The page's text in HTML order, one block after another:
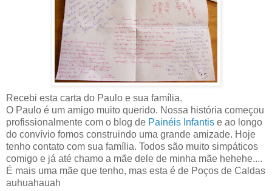
Recebi esta carta do Paulo e sua família.
O Paulo é um amigo muito querido. Nossa história começou
profissionalmente com o blog de Painéis Infantis e ao longo
do convívio fomos construindo uma grande amizade. Hoje
tenho contato com sua família. Todos são muito simpáticos
comigo e já até chamo a mãe dele de minha mãe hehehe....
É mais uma mãe que tenho, mas esta é de Poços de Caldas
auhuahauah